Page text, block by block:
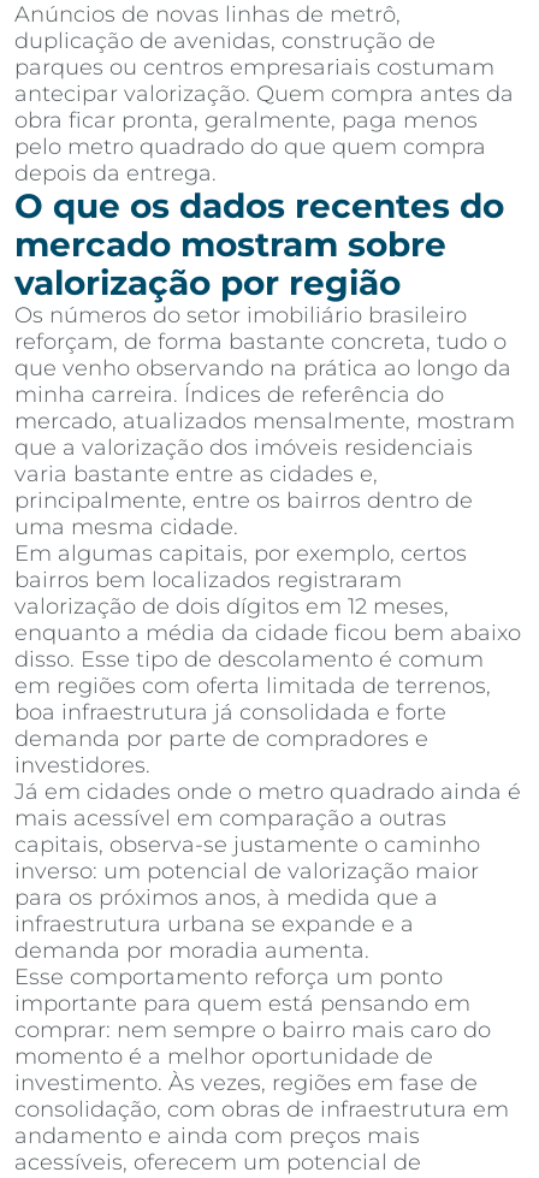
Anúncios de novas linhas de metrô,
duplicação de avenidas, construção de
parques ou centros empresariais costumam
antecipar valorização. Quem compra antes da
obra ficar pronta, geralmente, paga menos
pelo metro quadrado do que quem compra
depois da entrega.
O que os dados recentes do
mercado mostram sobre
valorização por região
Os números do setor imobiliário brasileiro
reforçam, de forma bastante concreta, tudo o
que venho observando na prática ao longo da
minha carreira. Índices de referência do
mercado, atualizados mensalmente, mostram
que a valorização dos imóveis residenciais
varia bastante entre as cidades e,
principalmente, entre os bairros dentro de
uma mesma cidade.
Em algumas capitais, por exemplo, certos
bairros bem localizados registraram
valorização de dois dígitos em 12 meses,
enquanto a média da cidade ficou bem abaixo
disso. Esse tipo de descolamento é comum
em regiões com oferta limitada de terrenos,
boa infraestrutura já consolidada e forte
demanda por parte de compradores e
investidores.
Já em cidades onde o metro quadrado ainda é
mais acessível em comparação a outras
capitais, observa-se justamente o caminho
inverso: um potencial de valorização maior
para os próximos anos, à medida que a
infraestrutura urbana se expande e a
demanda por moradia aumenta.
Esse comportamento reforça um ponto
importante para quem está pensando em
comprar: nem sempre o bairro mais caro do
momento é a melhor oportunidade de
investimento. Às vezes, regiões em fase de
consolidação, com obras de infraestrutura em
andamento e ainda com preços mais
acessíveis, oferecem um potencial de